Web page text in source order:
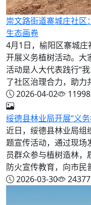
崇文路街道寨城庄社区
生态画卷
4月1日，榆阳区寨城庄
开展义务植树活动。大
活动是人大代表践行“
了社区治理合力，助力
2026-04-02
11998
绥德县林业局开展“义
近日，绥德县林业局组
题宣传活动，通过现场
员群众参与植树造林
防火宣传教育，向市民
2026-03-30
24377